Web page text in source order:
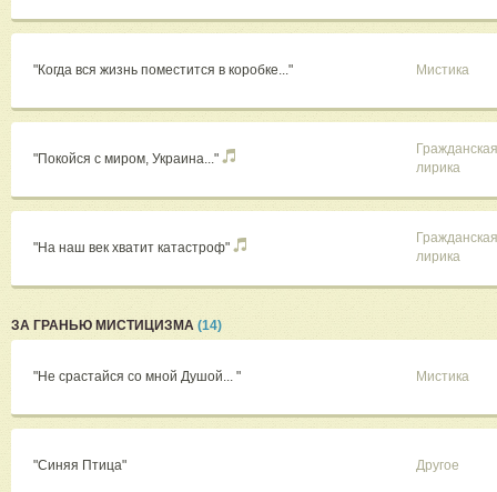
"Когда вся жизнь поместится в коробке..." Мистика
"Покойся с миром, Украина..."
Гражданская
лирика
"На наш век хватит катастроф"
Гражданская
лирика
ЗА ГРАНЬЮ МИСТИЦИЗМА (14)
"Не срастайся со мной Душой... " Мистика
"Синяя Птица" Другое